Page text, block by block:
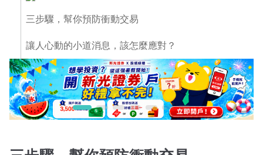
三步驟，幫你預防衝動交易
讓人心動的小道消息，該怎麼應對？